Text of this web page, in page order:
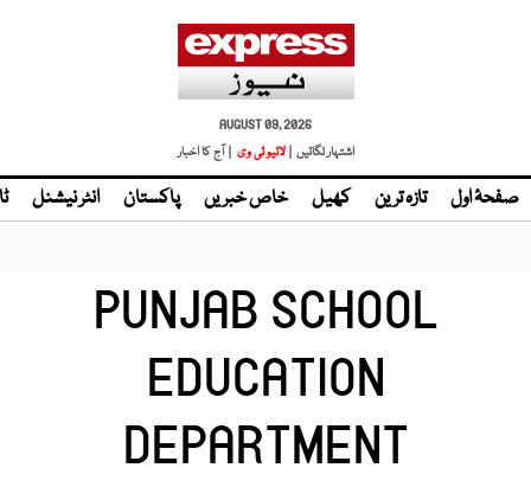
AUGUST 09, 2026
اشتہار لگائیں |
| آج کا اخبار
صفحۂ اول تازہ ترین کھیل خاص خبریں پاکستان انٹر نیشنل
PUNJAB SCHOOL
EDUCATION
DEPARTMENT